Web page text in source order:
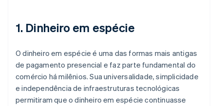
1. Dinheiro em espécie
O dinheiro em espécie é uma das formas mais antigas
de pagamento presencial e faz parte fundamental do
comércio há milênios. Sua universalidade, simplicidade
e independência de infraestruturas tecnológicas
permitiram que o dinheiro em espécie continuasse